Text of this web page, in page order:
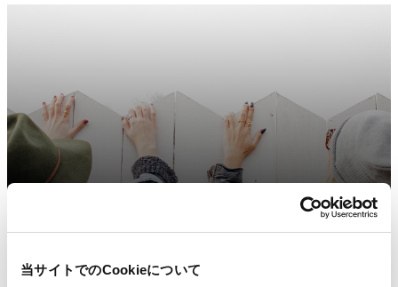
当サイトでのCookieについて